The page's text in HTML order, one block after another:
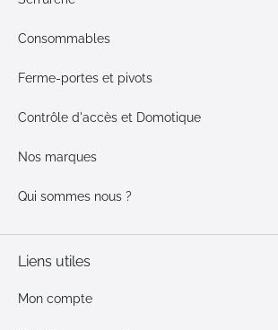
Consommables
Ferme-portes et pivots
Contrôle d'accès et Domotique
Nos marques
Qui sommes nous ?
Liens utiles
Mon compte